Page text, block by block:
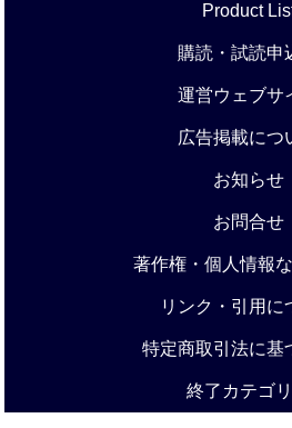
Product
購読・試読申
運営ウェブサ
広告掲載につ
お知らせ
お問合せ
著作権・個人情報
リンク・引用に
特定商取引法に基
終了カテゴ